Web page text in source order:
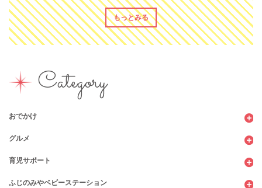
もっとみる
Category
おでかけ
観光
ショッピング
図書館
グルメ
カフェ・レストラン
パン
育児サポート
子育てサロン
ふじのみやベビーステーション